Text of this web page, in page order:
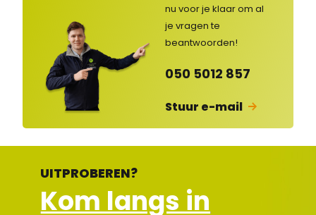
en
nu voor je klaar om al
je vragen te
beantwoorden!
050 5012 857
Stuur e-mail
UITPROBEREN?
Kom langs in